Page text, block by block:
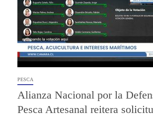
PESCA
Alianza Nacional por la
Pesca Artesanal reitera